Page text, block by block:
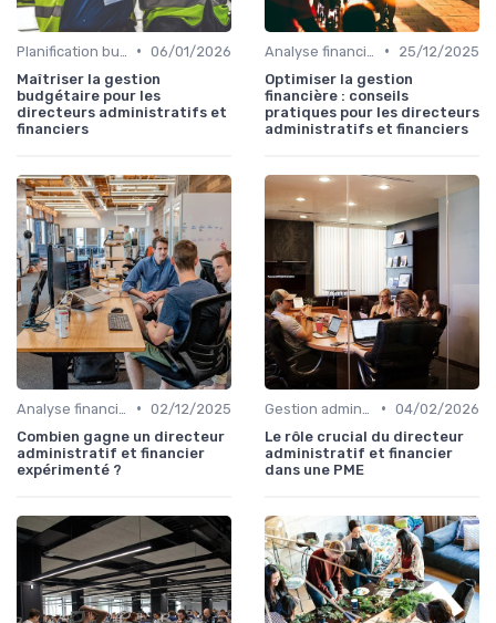
• 06/01/2026
Maîtriser la gestion
budgétaire pour les
directeurs administratifs et
financiers
•
25/12/2025
Optimiser la gestion
financière : conseils
pratiques pour les directeurs
administratifs et financiers
• 02/12/2025
Combien gagne un directeur
administratif et financier
expérimenté ?
• 04/02/2026
Le rôle crucial du directeur
administratif et financier
dans une PME